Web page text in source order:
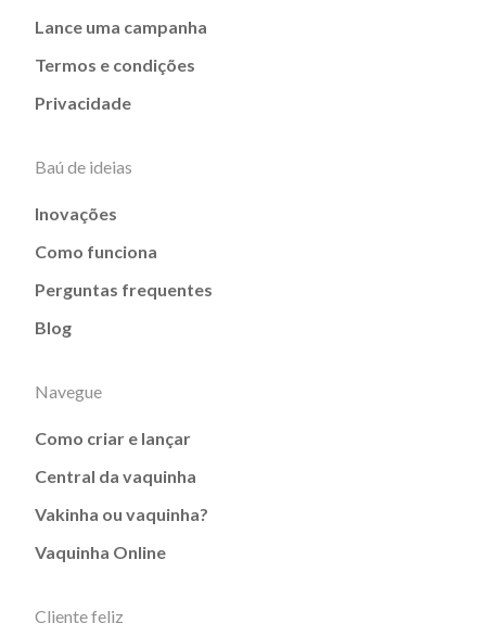
Lance uma campanha
Termos e condições
Privacidade
Baú de ideias
Inovações
Como funciona
Perguntas frequentes
Blog
Navegue
Como criar e lançar
Central da vaquinha
Vakinha ou vaquinha?
Vaquinha Online
Cliente feliz